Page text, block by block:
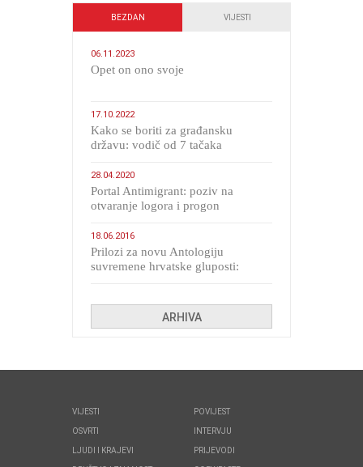
BEZDAN VIJESTI
06.11.2023
​Opet on ono svoje
17.10.2022
Kako se boriti za građansku
državu: vodič od 7 tačaka
28.04.2020
Portal Antimigrant: poziv na
otvaranje logora i progon
18.06.2016
Prilozi za novu Antologiju
suvremene hrvatske gluposti:
ARHIVA
VIJESTI
OSVRTI
LJUDI I KRAJEVI
POVIJEST
INTERVJU
PRIJEVODI